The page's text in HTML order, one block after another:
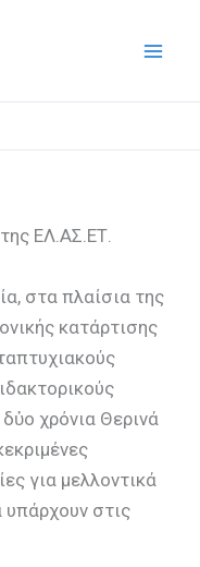
ΕΛ.ΑΣ.ΕΤ.
στα πλαίσια της
κατάρτισης
χρόνια Θερινά
για μελλοντικά
υπάρχουν στις